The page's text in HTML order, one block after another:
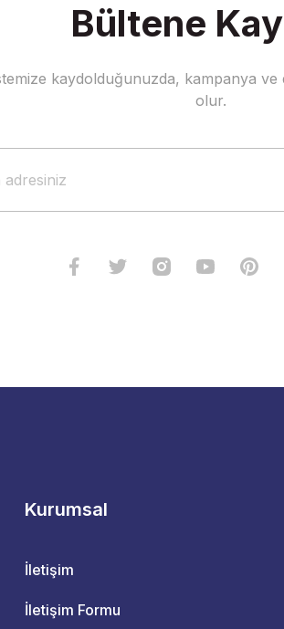
Bültene
kaydolduğunuzda, kampanya
olur.
Kurumsal
İletişim
İletişim Formu